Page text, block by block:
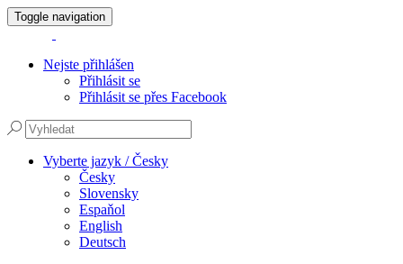
Toggle navigation
Nejste přihlášen
Přihlásit se
Přihlásit se přes Facebook
Vyberte jazyk / Česky
Česky
Slovensky
Espaňol
English
Deutsch